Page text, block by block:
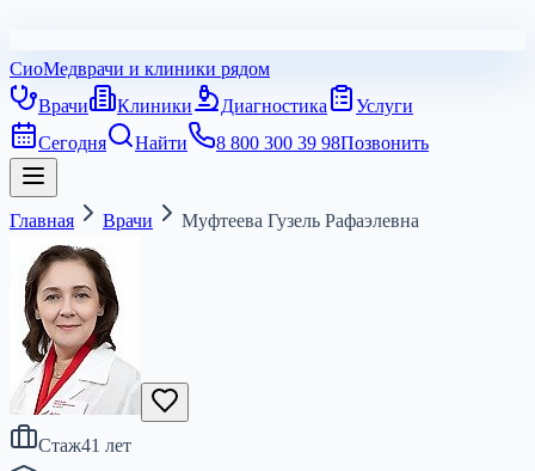
СиоМедврачи и клиники рядом
Врачи
Клиники Диагностика
Услуги
Сегодня
Найти 8 800 300 39 98Позвонить
Главная Врачи Муфтеева Гузель Рафаэлевна
Стаж41 лет